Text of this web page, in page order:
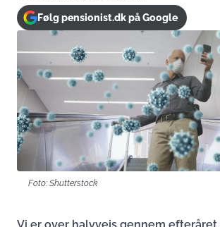
Følg pensionist.dk på Google
Foto: Shutterstock